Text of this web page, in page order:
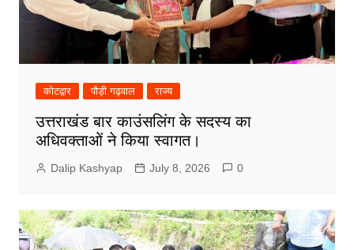
कोटद्वार पौड़ी गढ़वाल राज्य
उत्तराखंड बार काउंसलिंग के सदस्य का
अधिवक्ताओं ने किया स्वागत।
Dalip Kashyap July 8, 2026 0